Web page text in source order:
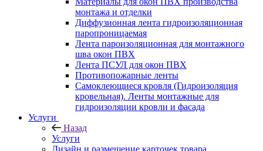
монтажа и отделки
Диффузионная лента гидроизоляционная
паропроницаемая
Лента пароизоляционная для монтажного
шва окон ПВХ
Лента ПСУЛ для окон ПВХ
Противопожарные ленты
Самоклеющиеся кровля (Гидроизоляция
кровельная). Ленты монтажные для
гидроизоляции кровли и фасада
Услуги
Назад
Услуги
Дизайн и размещение карточек товара